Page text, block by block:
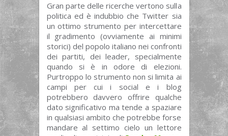
Gran parte delle ricerche vertono sulla
politica ed è indubbio che Twitter sia
un ottimo strumento per intercettare
il gradimento (ovviamente ai minimi
storici) del popolo italiano nei confronti
dei partiti, dei leader, specialmente
quando si è in odore di elezioni.
Purtroppo lo strumento non si limita ai
campi per cui i social e i blog
potrebbero davvero offrire qualche
dato significativo ma tende a spaziare
in qualsiasi ambito che potrebbe forse
mandare al settimo cielo un lettore